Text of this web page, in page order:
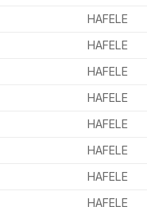
HAFELE
HAFELE
HAFELE
HAFELE
HAFELE
HAFELE
HAFELE
HAFELE